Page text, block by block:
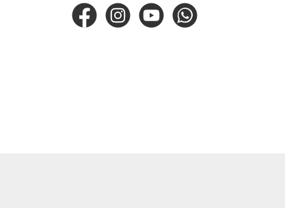
FacebookInstagramYouTubeWhatsApp